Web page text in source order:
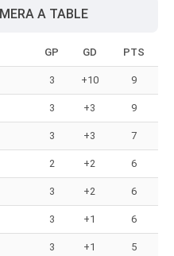
A TABLE
GP GD PTS
3 +10 9
3 +3 9
3 +3 7
2 +2 6
3 +2 6
3 +1 6
3 +1 5